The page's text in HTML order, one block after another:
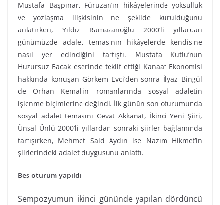
Mustafa Başpınar, Füruzan’ın hikâyelerinde yoksulluk
ve yozlaşma ilişkisinin ne şekilde kurulduğunu
anlatırken, Yıldız Ramazanoğlu 2000’li yıllardan
günümüzde adalet temasının hikâyelerde kendisine
nasıl yer edindiğini tartıştı. Mustafa Kutlu’nun
Huzursuz Bacak eserinde teklif ettiği Kanaat Ekonomisi
hakkında konuşan Görkem Evci’den sonra İlyaz Bingül
de Orhan Kemal’in romanlarında sosyal adaletin
işlenme biçimlerine değindi. İlk günün son oturumunda
sosyal adalet temasını Cevat Akkanat, İkinci Yeni Şiiri,
Ünsal Ünlü 2000’li yıllardan sonraki şiirler bağlamında
tartışırken, Mehmet Said Aydın ise Nazım Hikmet’in
şiirlerindeki adalet duygusunu anlattı.
Beş oturum yapıldı
Sempozyumun ikinci gününde yapılan dördüncü